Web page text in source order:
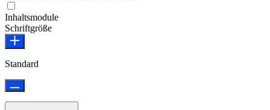
Inhaltsmodule
Schriftgröße
Standard